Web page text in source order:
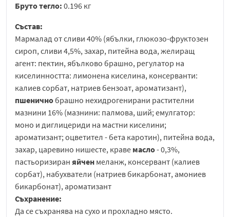
Бруто тегло: 0.196 кг
Състав:
Мармалад от сливи 40% (ябълки, глюкозо-фруктозен
сироп, сливи 4,5%, захар, питейна вода, желиращ
агент: пектин, ябълково брашно, регулатор на
киселинността: лимонена киселина, консерванти:
калиев сорбат, натриев бензоат, ароматизант),
пшеничнобрашно нехидрогенирани растителни
мазнини 16% (мазнини: палмова, ший; емулгатор:
моно и диглицериди на мастни киселини;
ароматизант; оцветител - бета каротин), питейна вода,
захар, царевино нишесте, краве масло- 0,3%,
пастьоризиран яйчен меланж, консервант (калиев
сорбат), набухватели (натриев бикарбонат, амониев
бикарбонат), ароматизант
Съхранение:
Да се съхранява на сухо и прохладно място.